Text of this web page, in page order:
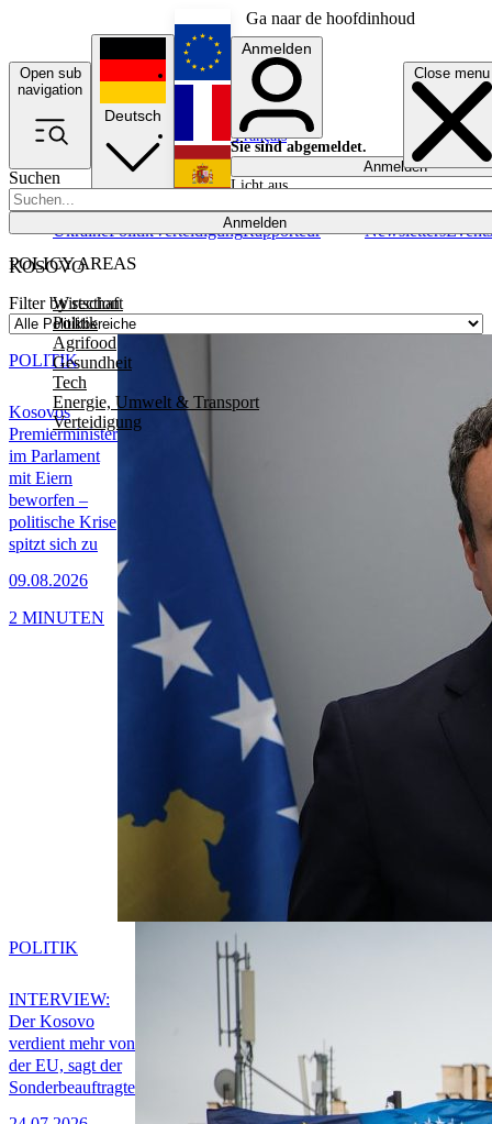
Ga naar de hoofdinhoud
Open sub
navigation
Close menu
Suchen
Anmelden
POLICY AREAS
Wirtschaft
Politik
Agrifood
Gesundheit
Tech
Energie, Umwelt & Transport
Verteidigung
UkrainePolitikVerteidigungRapporteur NewslettersEvents
Deutsch
English
Français
Anmelden
Sie sind abgemeldet.
Anmelden
Licht aus
KOSOVO
Filter by section
Kosovos
Premierminister
im Parlament
mit Eiern
beworfen –
politische Krise
spitzt sich zu
09.08.2026
POLITIK
2 MINUTEN
INTERVIEW:
Der Kosovo
verdient mehr von
der EU, sagt der
Sonderbeauftragte
POLITIK